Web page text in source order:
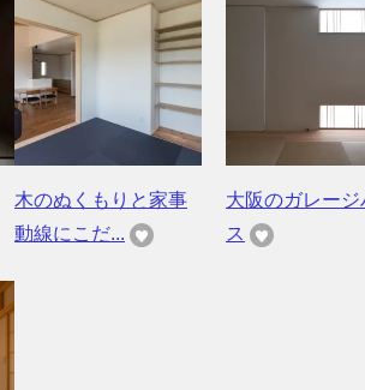
木のぬくもりと家事
動線にこだ...
大阪のガレージ
ス